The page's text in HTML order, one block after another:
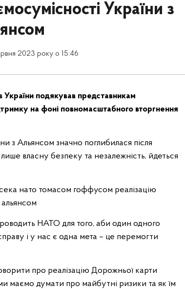
України з
2023 року о 15:46
України подякував представникам
на фоні повномасштабного вторгнення
з Альянсом значно поглибилася після
власну безпеку та незалежність, йдеться
НАТО для того, аби один одного
і у нас є одна мета – це перемогти
про реалізацію Дорожньої карти
маємо думати про майбутні ризики та як їм